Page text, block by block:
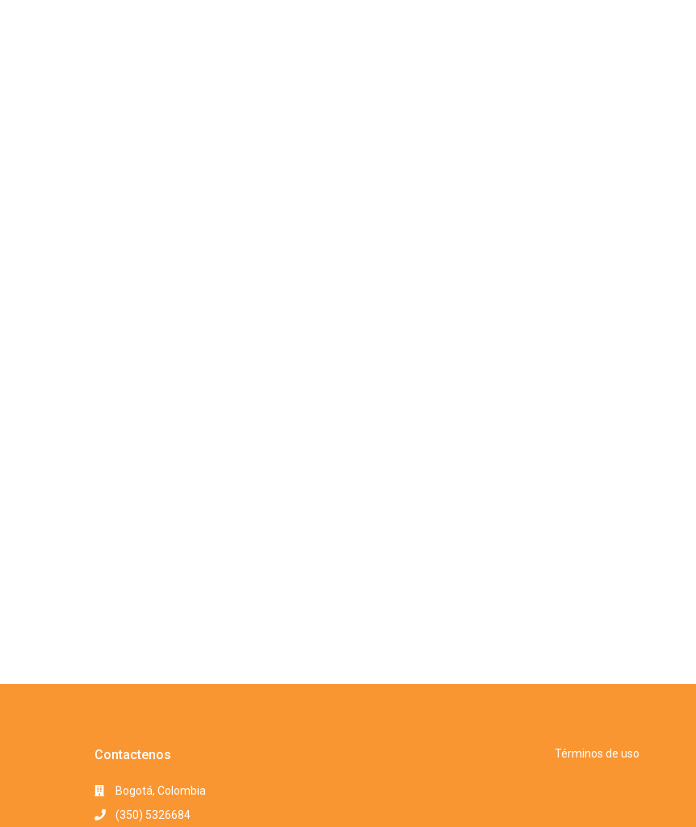
Contactenos
Bogotá, Colombia
(350) 5326684
Términos de uso